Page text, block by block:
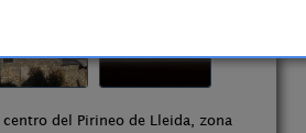
del Pirineo de Lleida, zona